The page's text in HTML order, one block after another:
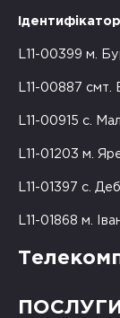
L11-00399 м.
L11-00887 смт.
L11-00915 с.
L11-01203 м.
L11-01397 с.
L11-01868 м.